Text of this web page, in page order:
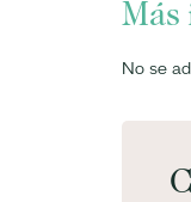
No se